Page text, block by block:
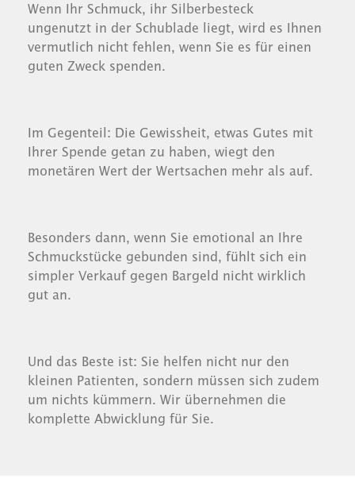
Wenn Ihr Schmuck, ihr Silberbesteck
ungenutzt in der Schublade liegt, wird es Ihnen
vermutlich nicht fehlen, wenn Sie es für einen
guten Zweck spenden.
Im Gegenteil: Die Gewissheit, etwas Gutes mit
Ihrer Spende getan zu haben, wiegt den
monetären Wert der Wertsachen mehr als auf.
Besonders dann, wenn Sie emotional an Ihre
Schmuckstücke gebunden sind, fühlt sich ein
simpler Verkauf gegen Bargeld nicht wirklich
gut an.
Und das Beste ist: Sie helfen nicht nur den
kleinen Patienten, sondern müssen sich zudem
um nichts kümmern. Wir übernehmen die
komplette Abwicklung für Sie.